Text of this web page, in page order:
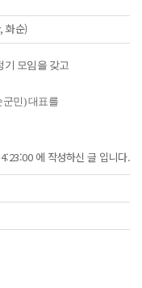
화순)
기 모임을 갖고
군민) 대표를
에 작성하신 글 입니다.